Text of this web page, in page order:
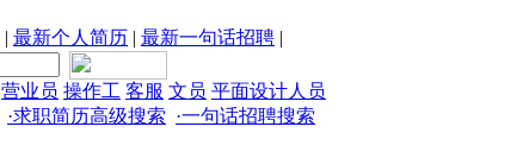
| 最新个人简历 | 最新一句话招聘 |
营业员 操作工 客服 文员 平面设计人员
·求职简历高级搜索 ·一句话招聘搜索